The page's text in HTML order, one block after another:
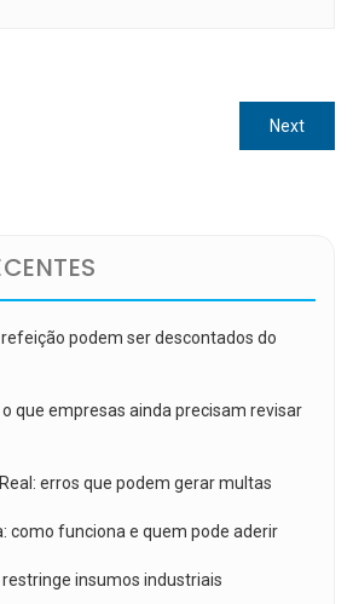
NextNext
post:
podem ser descontados do
que empresas ainda precisam revisar
Real: erros que podem gerar multas
como funciona e quem pode aderir
restringe insumos industriais